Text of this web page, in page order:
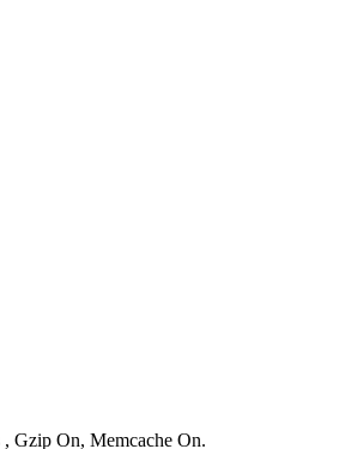
, Gzip On, Memcache On.